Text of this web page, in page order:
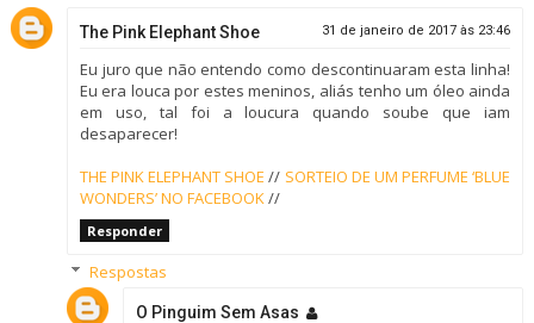
The Pink Elephant Shoe 31 de janeiro de 2017 às 23:46
Eu juro que não entendo como descontinuaram esta linha!
Eu era louca por estes meninos, aliás tenho um óleo ainda
em uso, tal foi a loucura quando soube que iam
desaparecer!
THE PINK ELEPHANT SHOE // SORTEIO DE UM PERFUME ‘BLUE
WONDERS’ NO FACEBOOK//
Responder
Respostas
O Pinguim Sem Asas